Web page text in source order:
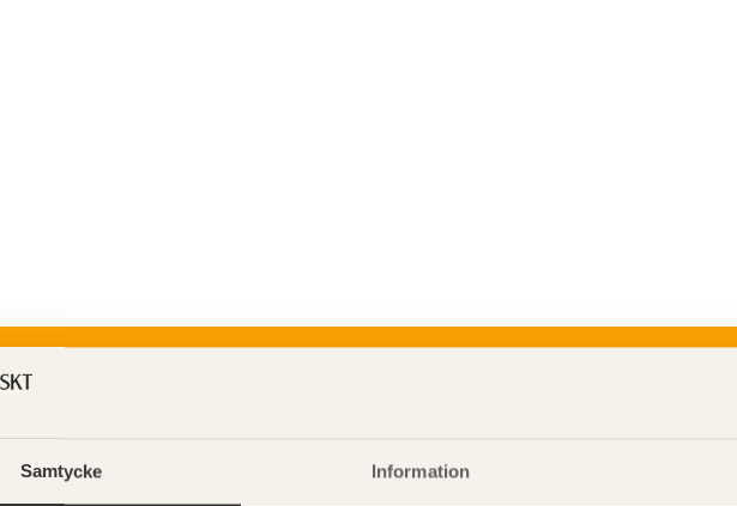
Samtycke Information
är svensk sågverksnärings
för att beskriva träprodukter och deras